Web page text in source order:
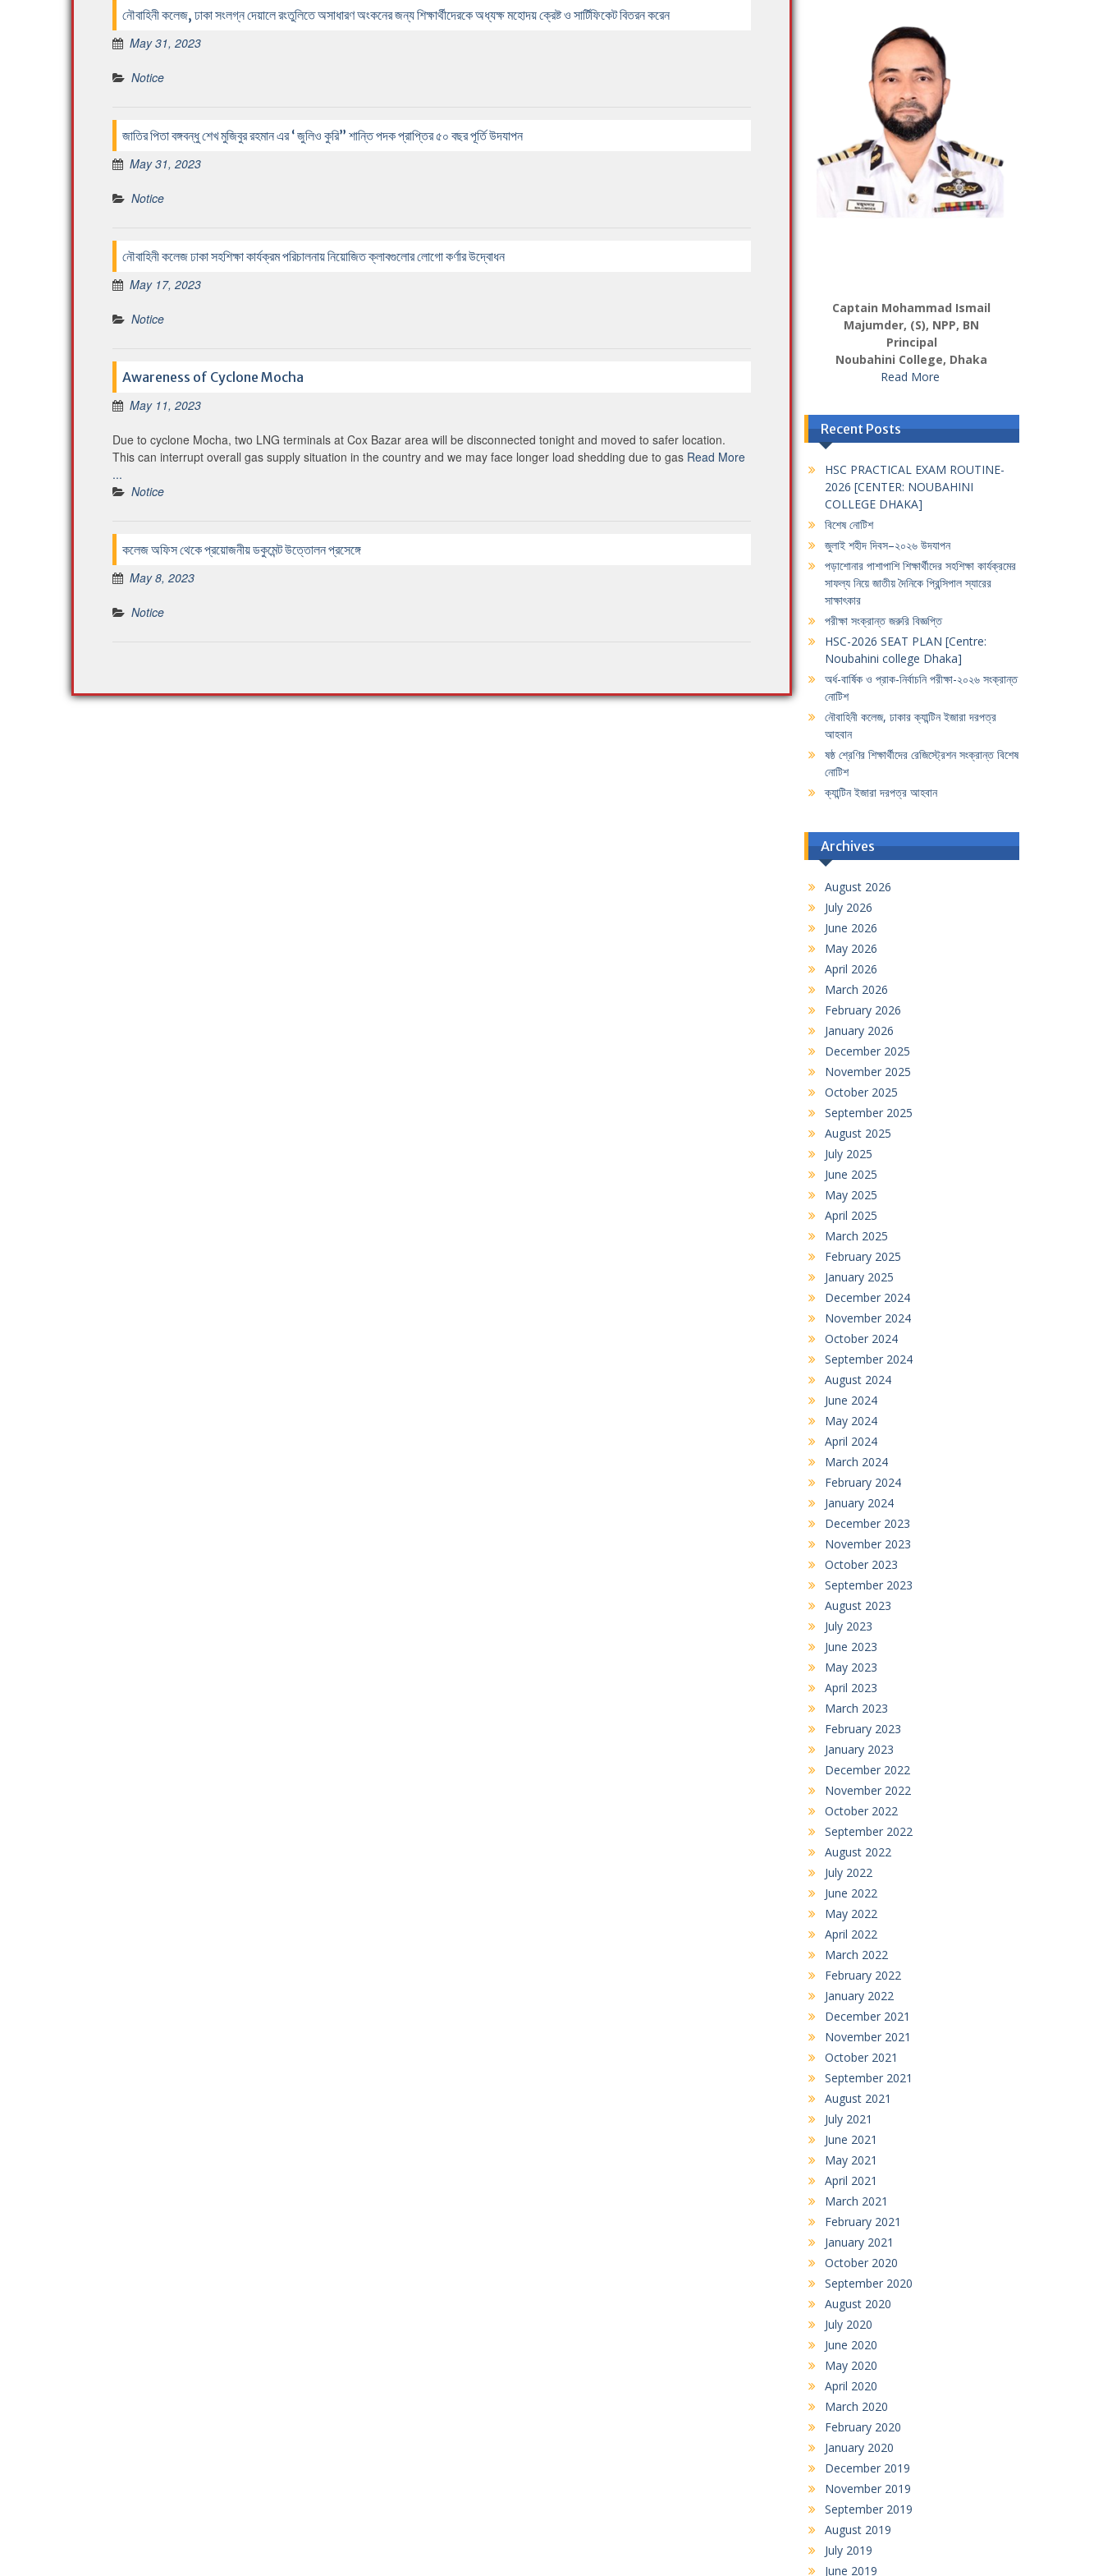
নৌবাহিনী কলেজ, ঢাকা সংলগ্ন দেয়ালে রংতুলিতে অসাধারণ অংকনের জন্য শিক্ষার্থীদেরকে অধ্যক্ষ মহোদয় ক্রেষ্ট ও সার্টিফিকেট বিতরন করেন
May 31, 2023
Notice
জাতির পিতা বঙ্গবন্ধু শেখ মুজিবুর রহমান এর ‘ জুলিও কুরি” শান্তি পদক প্রাপ্তির ৫০ বছর পূর্তি উদযাপন
May 31, 2023
Notice
নৌবাহিনী কলেজ ঢাকা সহশিক্ষা কার্যক্রম পরিচালনায় নিয়োজিত ক্লাবগুলোর লোগো কর্ণার উদ্বোধন
May 17, 2023
Notice
Awareness of Cyclone Mocha
May 11, 2023
Due to cyclone Mocha, two LNG terminals at Cox Bazar area will be disconnected tonight and moved to safer location.
This can interrupt overall gas supply situation in the country and we may face longer load shedding due to gas Read More
...
Notice
কলেজ অফিস থেকে প্রয়োজনীয় ডকুমেন্ট উত্তোলন প্রসেঙ্গে
May 8, 2023
Notice
Captain Mohammad Ismail
Majumder, (S), NPP, BN
Principal
Noubahini College, Dhaka
Read More
Recent Posts
HSC PRACTICAL EXAM ROUTINE-
2026 [CENTER: NOUBAHINI
COLLEGE DHAKA]
বিশেষ নোটিশ
জুলাই শহীদ দিবস–২০২৬ উদযাপন
পড়াশোনার পাশাপাশি শিক্ষার্থীদের সহশিক্ষা কার্যক্রমের
সাফল্য নিয়ে জাতীয় দৈনিকে প্রিন্সিপাল স্যারের
সাক্ষাৎকার
পরীক্ষা সংক্রান্ত জরুরি বিজ্ঞপ্তি
HSC-2026 SEAT PLAN [Centre:
Noubahini college Dhaka]
অর্ধ-বার্ষিক ও প্রাক-নির্বাচনি পরীক্ষা-২০২৬ সংক্রান্ত
নোটিশ
নৌবাহিনী কলেজ, ঢাকার ক্যান্টিন ইজারা দরপত্র
আহবান
ষষ্ঠ শ্রেণির শিক্ষার্থীদের রেজিস্ট্রেশন সংক্রান্ত বিশেষ
নোটিশ
ক্যান্টিন ইজারা দরপত্র আহবান
Archives
August 2026
July 2026
June 2026
May 2026
April 2026
March 2026
February 2026
January 2026
December 2025
November 2025
October 2025
September 2025
August 2025
July 2025
June 2025
May 2025
April 2025
March 2025
February 2025
January 2025
December 2024
November 2024
October 2024
September 2024
August 2024
June 2024
May 2024
April 2024
March 2024
February 2024
January 2024
December 2023
November 2023
October 2023
September 2023
August 2023
July 2023
June 2023
May 2023
April 2023
March 2023
February 2023
January 2023
December 2022
November 2022
October 2022
September 2022
August 2022
July 2022
June 2022
May 2022
April 2022
March 2022
February 2022
January 2022
December 2021
November 2021
October 2021
September 2021
August 2021
July 2021
June 2021
May 2021
April 2021
March 2021
February 2021
January 2021
October 2020
September 2020
August 2020
July 2020
June 2020
May 2020
April 2020
March 2020
February 2020
January 2020
December 2019
November 2019
September 2019
August 2019
July 2019
June 2019